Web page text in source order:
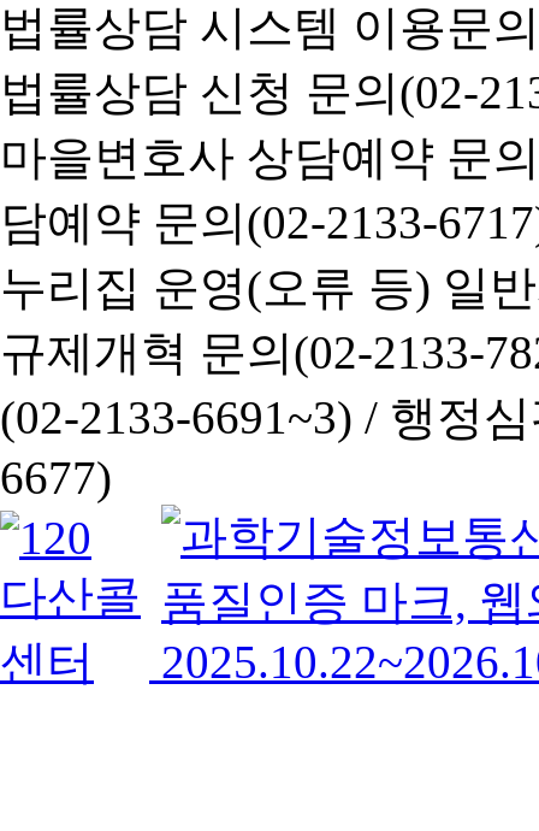
법률상담 시스템 이용문
법률상담 신청 문의(02-
마을변호사 상담예약 문
담예약 문의(02-2133-
누리집 운영(오류 등) 일
규제개혁 문의(02-2133-
(02-2133-6691~3) / 행정심
6677)